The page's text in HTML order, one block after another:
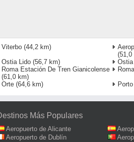
Viterbo (44,2 km)
(51,0
Ostia Lido (56,7 km) Ostia
Roma Estación De Tren Gianicolense
(61,0 km)
Orte (64,6 km)
Más Populares
Aeropuerto de Alicante
Aeropuerto de Dublín